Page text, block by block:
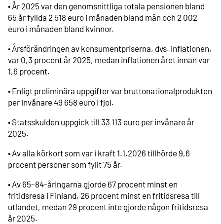
• År 2025 var den genomsnittliga totala pensionen bland
65 år fyllda 2 518 euro i månaden bland män och 2 002
euro i månaden bland kvinnor.
• Årsförändringen av konsumentpriserna, dvs. inflationen,
var 0,3 procent år 2025, medan inflationen året innan var
1,6 procent.
• Enligt preliminära uppgifter var bruttonationalprodukten
per invånare 49 658 euro i fjol.
• Statsskulden uppgick till 33 113 euro per invånare år
2025.
• Av alla körkort som var i kraft 1.1.2026 tillhörde 9,6
procent personer som fyllt 75 år.
• Av 65–84-åringarna gjorde 67 procent minst en
fritidsresa i Finland, 26 procent minst en fritidsresa till
utlandet, medan 29 procent inte gjorde någon fritidsresa
år 2025.